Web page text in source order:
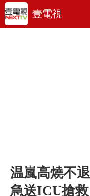
壹電視
温嵐高燒不
急送ICU搶